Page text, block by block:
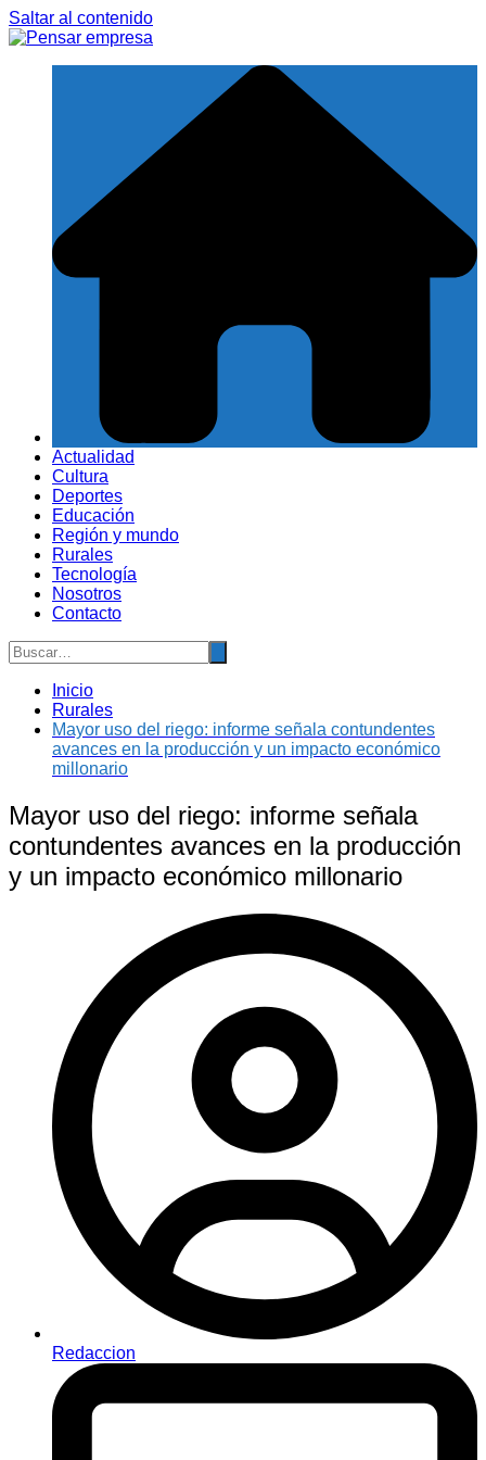
Saltar al contenido
Actualidad
Cultura
Deportes
Educación
Región y mundo
Rurales
Tecnología
Nosotros
Contacto
Inicio
Rurales
Mayor uso del riego: informe señala contundentes
avances en la producción y un impacto económico
millonario
Mayor uso del riego: informe señala
contundentes avances en la producción
y un impacto económico millonario
Redaccion